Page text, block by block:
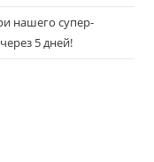
нашего супер-
5 дней!